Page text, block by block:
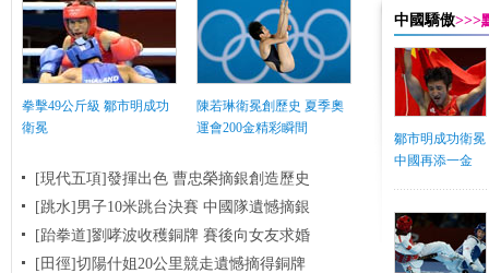
拳擊49公斤級 鄒市明成功
衛冕
陳若琳衛冕創歷史 夏季奧
運會200金精彩瞬間
[現代五項]發揮出色 曹忠榮摘銀創造歷史
[跳水]男子10米跳台決賽 中國隊遺憾摘銀
[跆拳道]劉哮波收穫銅牌 賽後向女友求婚
[田徑]切陽什姐20公里競走遺憾摘得銅牌
中國驕傲>>>
鄒市明成功衛冕
中國再添一金